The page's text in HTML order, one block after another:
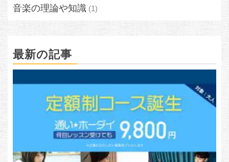
音楽の理論や知識 (1)
最新の記事